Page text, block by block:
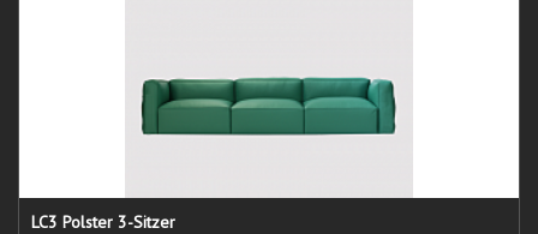
LC3 Polster 3-Sitzer